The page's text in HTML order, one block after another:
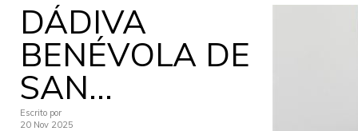
DÁDIVA
BENÉVOLA DE
SAN...
Escrito por
20 Nov 2025